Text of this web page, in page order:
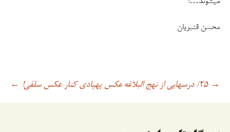
محسن قنبریان
ناوبری
نوشته
→ ۲۵/ درسهایی از نهج البلاغه عکس پهپادی کنار عکس سلفی! ←